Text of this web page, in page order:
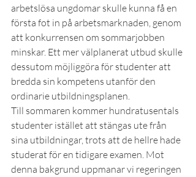
arbetslösa ungdomar skulle kunna få en
första fot in på arbetsmarknaden, genom
att konkurrensen om sommarjobben
minskar. Ett mer välplanerat utbud skulle
dessutom möjliggöra för studenter att
bredda sin kompetens utanför den
ordinarie utbildningsplanen.
Till sommaren kommer hundratusentals
studenter istället att stängas ute från
sina utbildningar, trots att de hellre hade
studerat för en tidigare examen. Mot
denna bakgrund uppmanar vi regeringen